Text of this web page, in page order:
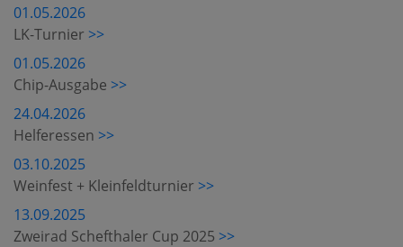
01.05.2026
LK-Turnier >>
01.05.2026
Chip-Ausgabe >>
24.04.2026
Helferessen >>
03.10.2025
Weinfest + Kleinfeldturnier >>
13.09.2025
Zweirad Schefthaler Cup 2025 >>